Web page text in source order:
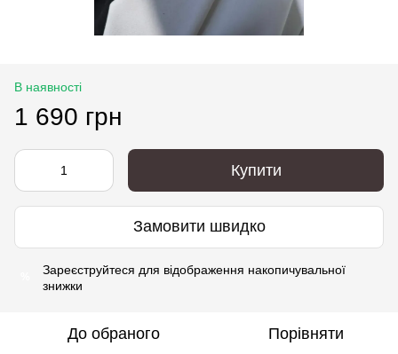
В наявності
1 690 грн
Купити
Замовити швидко
Зареєструйтеся для відображення накопичувальної
знижки
До обраного Порівняти